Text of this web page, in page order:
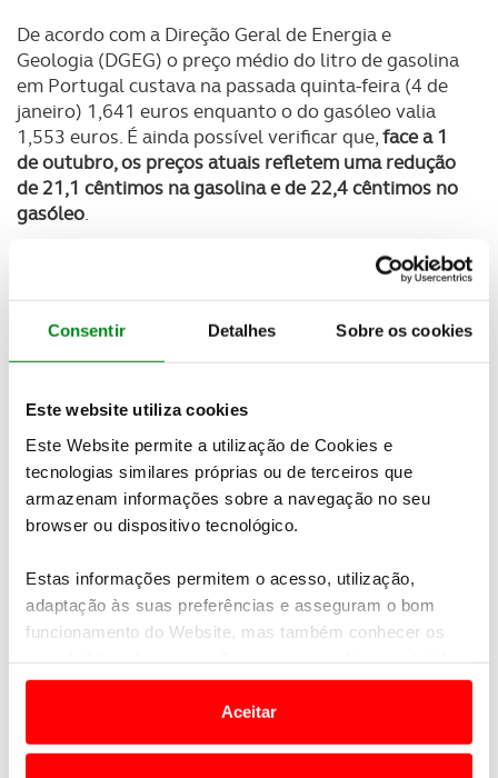
Consentir Detalhes Sobre os cookies
Este website utiliza cookies
Este Website permite a utilização de Cookies e
tecnologias similares próprias ou de terceiros que
armazenam informações sobre a navegação no seu
browser ou dispositivo tecnológico.
Estas informações permitem o acesso, utilização,
adaptação às suas preferências e asseguram o bom
funcionamento do Website, mas também conhecer os
e anúncios de modo a promover produtos e/ou serviços.
Em alguns casos, a utilização destas tecnologias
Aceitar
De acordo com a Direção Geral de Energia e
Geologia (DGEG) o preço médio do litro de gasolina
em Portugal custava na passada quinta-feira (4 de
janeiro) 1,641 euros enquanto o do gasóleo valia
1,553 euros. É ainda possível verificar que,face a 1
de outubro, os preços atuais refletem uma redução
de 21,1 cêntimos na gasolina e de 22,4 cêntimos no
gasóleo.
Caso se confirmem as previsões para a próxima
gasóleo simples deverá
simples 95 deverá subir para 1,646
assunção da manutenção das
extraordinárias de redução fiscal aplicadas pelo
governo
, para mitigar o aumento dos preços.